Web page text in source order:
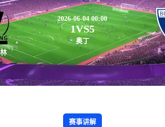
2026-06-04 00:00
1VS5
奥丁
赛事讲解